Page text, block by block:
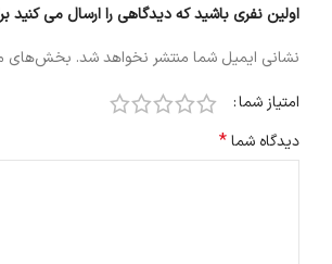
اولین نفری باشید که دیدگاهی را ارسال می کنید
نشانی ایمیل شما منتشر نخواهد شد. بخش‌های
امتیاز شما
دیدگاه شما*